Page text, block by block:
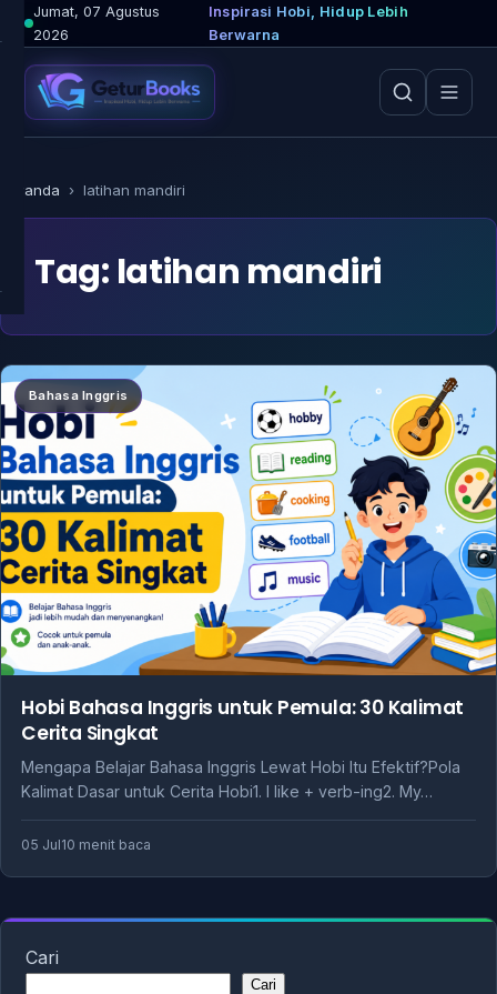
Lewati
ke
konten
Jumat, 07 Agustus
2026
Inspirasi Hobi, Hidup Lebih
Berwarna
Beranda › latihan mandiri
Tag: latihan mandiri
Bahasa Inggris
Hobi Bahasa Inggris untuk Pemula: 30 Kalimat
Cerita Singkat
Mengapa Belajar Bahasa Inggris Lewat Hobi Itu Efektif?Pola
Kalimat Dasar untuk Cerita Hobi1. I like + verb-ing2. My…
05 Jul10 menit baca
Cari
Cari